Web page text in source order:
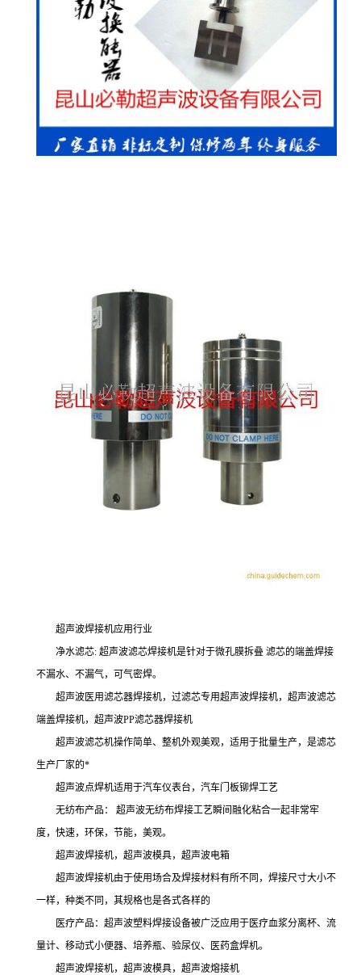
超声波焊接机应用行业
净水滤芯: 超声波滤芯焊接机是针对于微孔膜拆叠 滤芯的端盖焊接
不漏水、不漏气，可气密焊。
超声波医用滤芯器焊接机，过滤芯专用超声波焊接机，超声波滤芯
端盖焊接机，超声波PP滤芯器焊接机
超声波滤芯机操作简单、整机外观美观，适用于批量生产，是滤芯
生产厂家的*
超声波点焊机适用于汽车仪表台，汽车门板铆焊工艺
无纺布产品： 超声波无纺布焊接工艺瞬间融化粘合一起非常牢
度，快速，环保，节能，美观。
超声波焊接机，超声波模具，超声波电箱
超声波焊接机由于使用场合及焊接材料有所不同，焊接尺寸大小不
一样，种类不同，其规格也是各式各样的
医疗产品：超声波塑料焊接设备被广泛应用于医疗血浆分离杯、流
量计、移动式小便器、培养瓶、验尿仪、医药盒焊机。
超声波焊接机，超声波模具，超声波熔接机